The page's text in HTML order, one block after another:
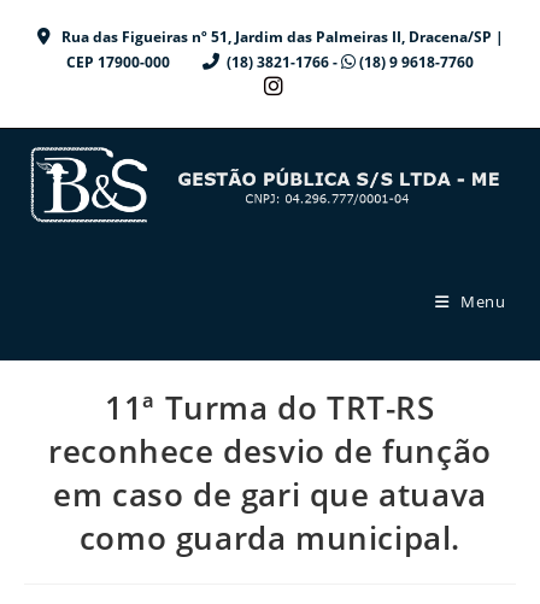
Rua das Figueiras nº 51, Jardim das Palmeiras II, Dracena/SP |
CEP 17900-000
(18) 3821-1766 - (18) 9 9618-7760
Menu
11ª Turma do TRT-RS
reconhece desvio de função
em caso de gari que atuava
como guarda municipal.